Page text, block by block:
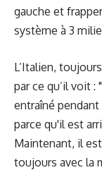
gauche et
système à 3
L’Italien,
par ce qu’il voit
entraîné
parce qu'il est
Maintenant, il
toujours avec la